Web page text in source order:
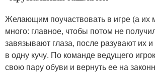
Желающим поучаствовать в игре (а их
много: главное, чтобы потом не
завязывают глаза, после разувают их
в одну кучу. По команде ведущего
свою пару обуви и вернуть ее на